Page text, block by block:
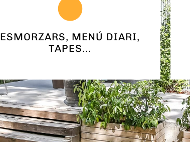
ESMORZARS, MENÚ DIARI,
TAPES...